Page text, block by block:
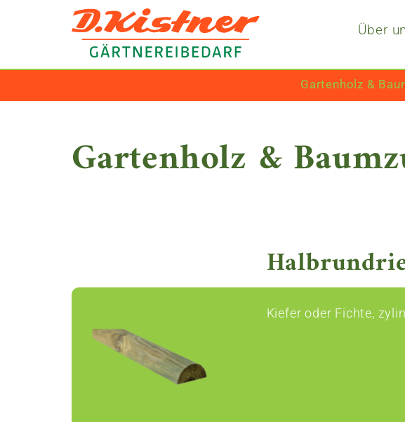
Über
Gartenholz &
Gartenholz &
Kiefer oder Fichte,